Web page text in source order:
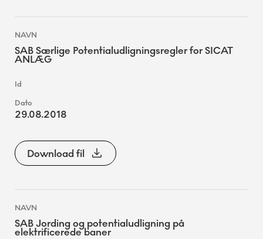
SAB Særlige Potentialudligningsregler for SICAT
ANLÆG
29.08.2018
Download fil
SAB Jording og potentialudligning på
elektrificerede baner